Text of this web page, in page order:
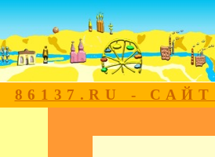
86137.RU -